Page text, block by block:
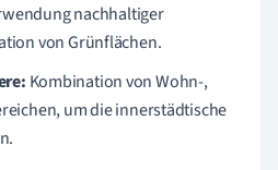
nachhaltiger
von Grünflächen.
Kombination von Wohn-,
um die innerstädtische